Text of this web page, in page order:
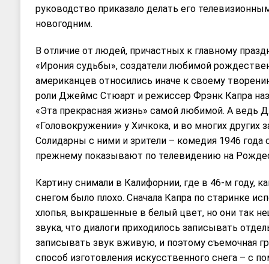
руководство приказало делать его
новогодним.
В отличие от людей, причастных к главному
«Ирония судьбы», создатели любимой
американцев относились иначе к своему
роли Джеймс Стюарт и режиссер Фрэнк Капра
«Эта прекрасная жизнь» самой любимой. А ведь
«Головокружении» у Хичкока, и во многих других
Солидарны с ними и зрители – комедия 1946 года
прежнему показывают по телевидению на
Картину снимали в Калифорнии, где в 46-м году,
снегом было плохо. Сначала Капра по старинке
хлопья, выкрашенные в белый цвет, но они так
звука, что диалоги приходилось записывать
записывать звук вживую, и поэтому съемочная
способ изготовления искусственного снега – с